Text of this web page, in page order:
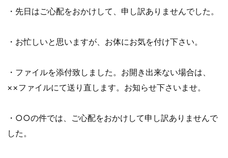
・先日はご心配をおかけして、申し訳ありませんでした。
・お忙しいと思いますが、お体にお気を付け下さい。
・ファイルを添付致しました。お開き出来ない場合は、
××ファイルにて送り直します。お知らせ下さいませ。
・○○の件では、ご心配をおかけして申し訳ありませんで
した。